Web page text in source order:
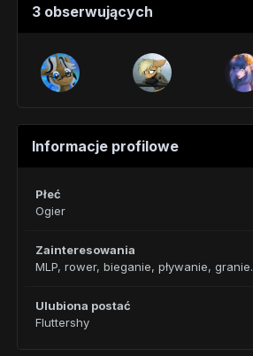
3 obserwujących
Informacje profilowe
Płeć
Ogier
Zainteresowania
MLP, rower, bieganie, pływanie, granie.
Ulubiona postać
Fluttershy